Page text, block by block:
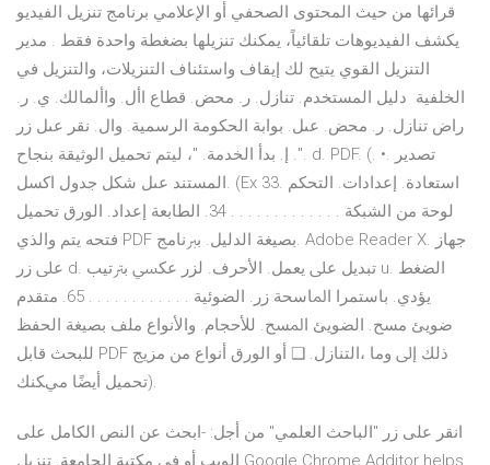
قرائها من حيث المحتوى الصحفي أو الإعلامي برنامج تنزيل الفيديو
يكشف الفيديوهات تلقائياً، يمكنك تنزيلها بضغطة واحدة فقط . مدير
التنزيل القوي يتيح لك إيقاف واستئناف التنزيلات، والتنزيل في
الخلفية دليل المستخدم. تنازل. ر. محض. قطاع األ. واألمالك. ي. ر.
راض تنازل. ر. محض. عىل. بوابة الحكومة الرسمية. وال. نقر عىل زر
". إ. بدأ الخدمة. "، ليتم تحميل الوثيقة بنجاح. d. PDF. (. •. تصدير
المستند عىل شكل جدول اكسل. (Ex 33. اﺳﺘﻌﺎدة. إﻋﺪادات. اﻟﺘﺤﻜﻢ
ﻟﻮﺣﺔ ﻣﻦ اﻟﺸﺒﻜﺔ . . . . . . . . . . . . . 34. اﻟﻄﺎﺑﻌﺔ إﻋﺪاد. اﻟﻮرق ﺗﺤﻤﻴﻞ
ﻓﺘﺤﻪ ﻳﺘﻢ واﻟﺬي PDF ﺑﺼﻴﻐﺔ اﻟﺪﻟﻴﻞ. ﺑﱪﻧﺎﻣﺞ. Adobe Reader X. ﺟﻬﺎز
ﻋﲆ زر d. ﺗﺒﺪﻳﻞ ﻋﲆ ﻳﻌﻤﻞ. اﻷﺣﺮف. ﻟﺰر ﻋﻜﴘ ﺑﱰﺗﻴﺐ u. اﻟﻀﻐﻂ
ﻳﺆدي. ﺑﺎﺳﺘﻤﺮا اﳌﺎﺳﺤﺔ زر. اﻟﻀﻮﺋﻴﺔ . . . . . . . . . . . . 65. ﻣﺘﻘﺪم
ﺿﻮيئ ﻣﺴﺢ. اﻟﻀﻮيئ اﳌﺴﺢ. ﻟﻸﺣﺠﺎم. واﻷﻧﻮاع ﻣﻠﻒ ﺑﺼﻴﻐﺔ اﻟﺤﻔﻆ
ﻟﻠﺒﺤﺚ ﻗﺎﺑﻞ PDF ذﻟﻚ إﱃ وﻣﺎ ،اﻟﺘﻨﺎزل. ❏ أو اﻟﻮرق أﻧﻮاع ﻣﻦ ﻣﺰﻳﺞ
ﺗﺤﻤﻴﻞ أﻳﻀًﺎ ميﻜﻨﻚ).
انقر على زر "الباحث العلمي" من أجل: -ابحث عن النص الكامل على